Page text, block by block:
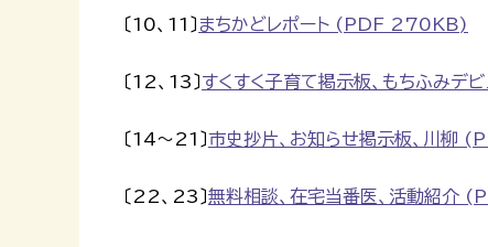
〔10、11〕 まちかどレポート (PDF 270KB)
〔12、13〕 すくすく子育て掲示板、もちふみ
〔14～21〕市史抄片、お知らせ掲示板、川柳
〔22、23〕無料相談、在宅当番医、活動紹介